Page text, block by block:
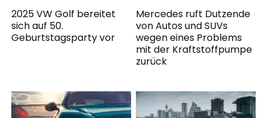
2025 VW Golf bereitet
sich auf 50.
Geburtstagsparty vor
Mercedes ruft Dutzende
von Autos und SUVs
wegen eines Problems
mit der Kraftstoffpumpe
zurück